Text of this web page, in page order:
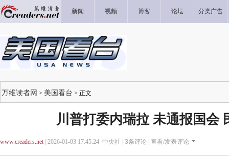
新闻 视频 博客 论坛 分类广告
万维读者网 > 美国看台 > 正文
川普打委内瑞拉 未通报国会
www.creaders.net| 2026-01-03 17:45:24 中央社 | 3条评论 | 查看/发表评论